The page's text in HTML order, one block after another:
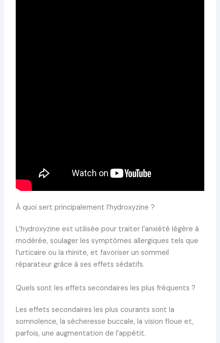
À quoi sert principalement l’hydroxyzine ?
L’hydroxyzine est utilisée pour traiter l’anxiété légère à
modérée, soulager les symptômes allergiques tels que
l’urticaire ou la rhinite, et favoriser un sommeil
réparateur grâce à ses effets sédatifs.
Quels sont les effets secondaires les plus fréquents ?
Les effets secondaires les plus courants sont la
somnolence, la sécheresse buccale, la vision floue et,
parfois, une augmentation de l’appétit.